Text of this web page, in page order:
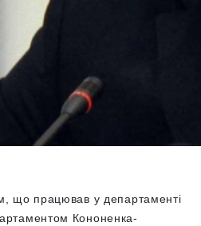
що працював у департаменті
Кононенка-